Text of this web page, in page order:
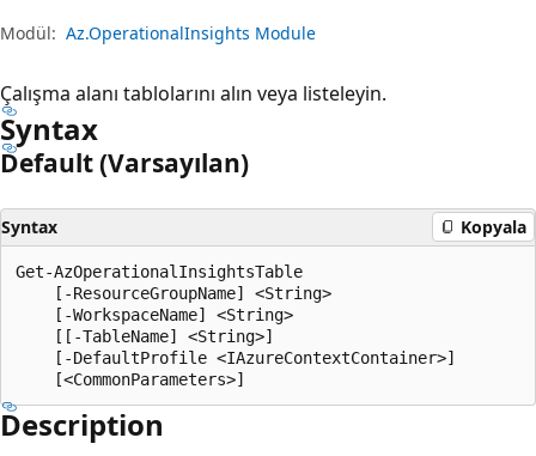
Modül: Az.OperationalInsights Module
Çalışma alanı tablolarını alın veya listeleyin.
Syntax
Default (Varsayılan)
Syntax Kopyala
Get-AzOperationalInsightsTable
    [-ResourceGroupName] <String>
    [-WorkspaceName] <String>
    [[-TableName] <String>]
    [-DefaultProfile <IAzureContextContainer>]
Description